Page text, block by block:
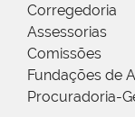
Corregedoria
Assessorias
Comissões
Fundações de
Procuradoria-